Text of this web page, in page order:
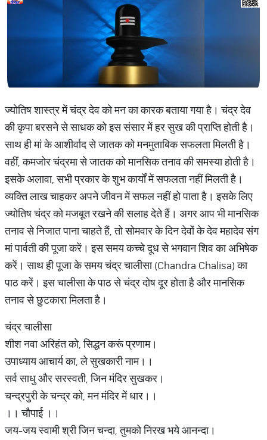
ज्योतिष शास्त्र में चंद्र देव को मन का कारक बताया गया है। चंद्र देव
की कृपा बरसने से साधक को इस संसार में हर सुख की प्राप्ति होती है।
साथ ही मां के आशीर्वाद से जातक को मनमुताबिक सफलता मिलती है।
वहीं, कमजोर चंद्रमा से जातक को मानसिक तनाव की समस्या होती है।
इसके अलावा, सभी प्रकार के शुभ कार्यों में सफलता नहीं मिलती है।
व्यक्ति लाख चाहकर अपने जीवन में सफल नहीं हो पाता है। इसके लिए
ज्योतिष चंद्र को मजबूत रखने की सलाह देते हैं। अगर आप भी मानसिक
तनाव से निजात पाना चाहते हैं, तो सोमवार के दिन देवों के देव महादेव संग
मां पार्वती की पूजा करें। इस समय कच्चे दूध से भगवान शिव का अभिषेक
करें। साथ ही पूजा के समय चंद्र चालीसा (Chandra Chalisa) का
पाठ करें। इस चालीसा के पाठ से चंद्र दोष दूर होता है और मानसिक
तनाव से छुटकारा मिलता है।
चंद्र चालीसा
शीश नवा अरिहंत को, सिद्धन करूं प्रणाम।
उपाध्याय आचार्य का, ले सुखकारी नाम।।
सर्व साधु और सरस्वती, जिन मंदिर सुखकर।
चन्द्रपुरी के चन्द्र को, मन मंदिर में धार।।
।। चौपाई ।।
जय-जय स्वामी श्री जिन चन्दा, तुमको निरख भये आनन्दा।